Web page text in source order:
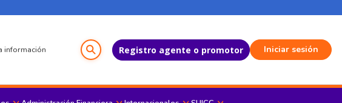
información Registro agente o promotor Iniciar sesión